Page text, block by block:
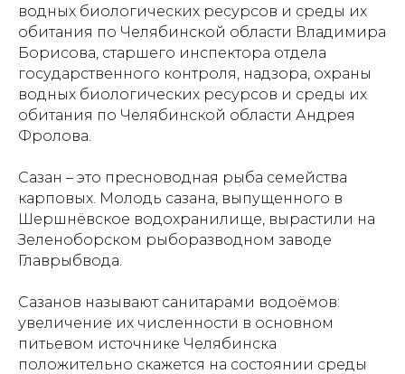
водных биологических ресурсов и среды их
обитания по Челябинской области Владимира
Борисова, старшего инспектора отдела
государственного контроля, надзора, охраны
водных биологических ресурсов и среды их
обитания по Челябинской области Андрея
Фролова.
Сазан – это пресноводная рыба семейства
карповых. Молодь сазана, выпущенного в
Шершнёвское водохранилище, вырастили на
Зеленоборском рыборазводном заводе
Главрыбвода.
Сазанов называют санитарами водоёмов:
увеличение их численности в основном
питьевом источнике Челябинска
положительно скажется на состоянии среды